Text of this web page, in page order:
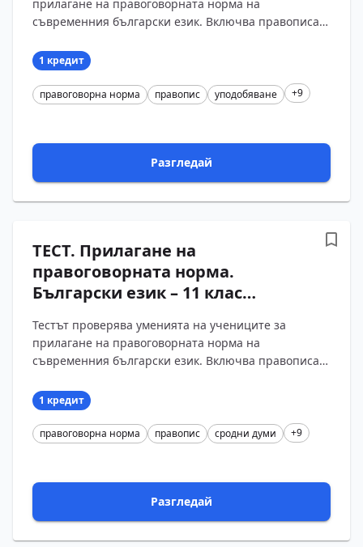
прилагане на правоговорната норма на
съвременния български език. Включва правописа
явленията уподобя?...
1 кредит
правоговорна норма правопис уподобяване +9
Разгледай
ТЕСТ. Прилагане на
правоговорната норма.
Български език – 11 клас
Тестът проверява уменията на учениците за
прилагане на правоговорната норма на
съвременния български език. Включва правописа
явленията уподобя?...
1 кредит
правоговорна норма правопис сродни думи +9
Разгледай